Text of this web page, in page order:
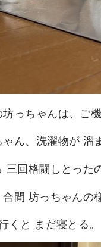
っちゃんは、ご機
ん、洗濯物が 溜
三回格闘しとった
間 坊っちゃんの
くと まだ寝とる。